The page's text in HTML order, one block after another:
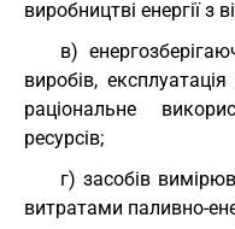
виробництві енергії з
в)
виробів,
раціональне
ресурсів;
г) засобів
витратами паливно-